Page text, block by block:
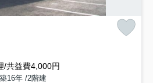
/共益費4,000円
16年 /2階建